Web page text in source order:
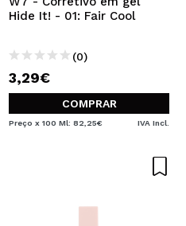
Hide It! - 01: Fair Cool
(0)
3,29€
COMPRAR
Preço x 100 Ml: 82,25€ IVA Incl.